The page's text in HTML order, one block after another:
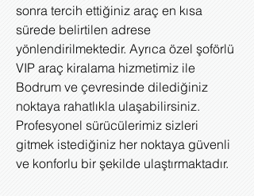
sonra tercih ettiğiniz araç en kısa
sürede belirtilen adrese
yönlendirilmektedir. Ayrıca özel şoförlü
VIP araç kiralama hizmetimiz ile
Bodrum ve çevresinde dilediğiniz
noktaya rahatlıkla ulaşabilirsiniz.
Profesyonel sürücülerimiz sizleri
gitmek istediğiniz her noktaya güvenli
ve konforlu bir şekilde ulaştırmaktadır.